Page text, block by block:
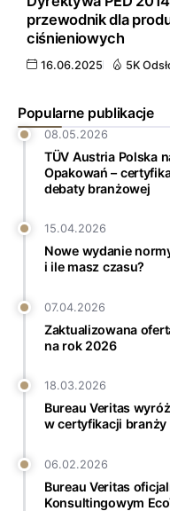
Popularne publikacje
08.05.2026
TÜV Austria Polska
Opakowań –
debaty branżowej
15.04.2026
Nowe wydanie
i ile masz czasu?
07.04.2026
Zaktualizowana
na rok 2026
18.03.2026
Bureau Veritas
w certyfikacji
06.02.2026
Bureau Veritas
Konsultingowym
przewodnik dla
ciśnieniowych
16.06.2025 5K